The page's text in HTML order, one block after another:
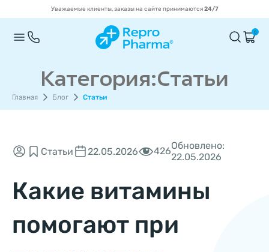
Уважаемые клиенты, заказы на сайте принимаются24/7
0
Главная Блог Статьи
Категория:Статьи
Статьи 22.05.2026 426Обновлено:
22.05.2026
Какие витамины
помогают при